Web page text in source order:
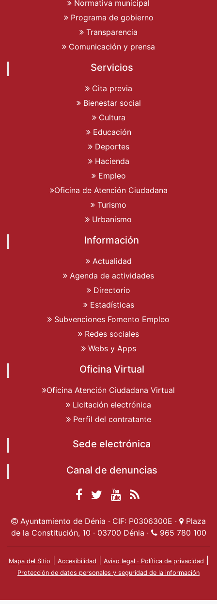
Normativa municipal
Programa de gobierno
Transparencia
Comunicación y prensa
Servicios
Cita previa
Bienestar social
Cultura
Educación
Deportes
Hacienda
Empleo
Oficina de Atención Ciudadana
Turismo
Urbanismo
Información
Actualidad
Agenda de actividades
Directorio
Estadísticas
Subvenciones Fomento Empleo
Redes sociales
Webs y Apps
Oficina Virtual
Oficina Atención Ciudadana Virtual
Licitación electrónica
Perfil del contratante
Sede electrónica
Canal de denuncias
Facebook
Ayuntamiento de
Dénia
Ayuntamiento de
Dénia
Ayuntamiento
de Dénia
Actualidad
Ayuntamiento de Dénia · CIF: P0306300E ·
Plaza
de la Constitución, 10 · 03700 Dénia ·
965 780 100
Mapa del Sitio Accesibilidad Aviso legal · Política de privacidad
Protección de datos personales y seguridad de la información